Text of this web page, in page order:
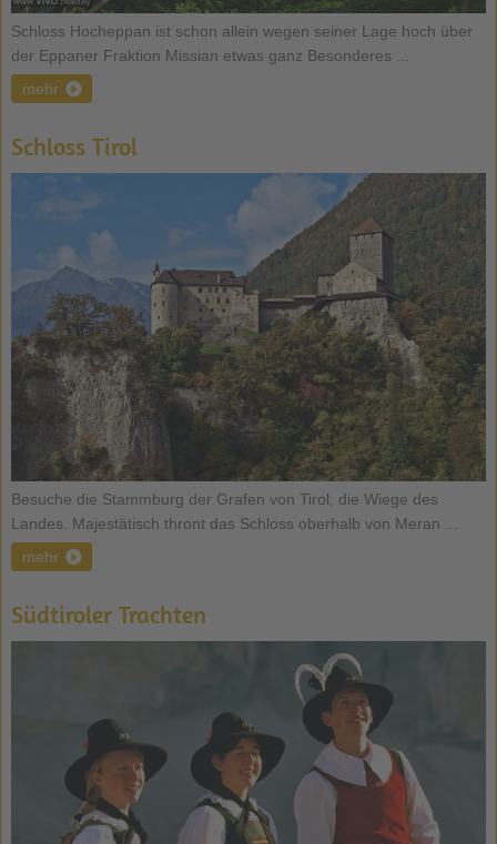
Schloss Hocheppan ist schon allein wegen seiner Lage hoch über
der Eppaner Fraktion Missian etwas ganz Besonderes ...
mehr
Schloss Tirol
Besuche die Stammburg der Grafen von Tirol, die Wiege des
Landes. Majestätisch thront das Schloss oberhalb von Meran ...
mehr
Südtiroler Trachten